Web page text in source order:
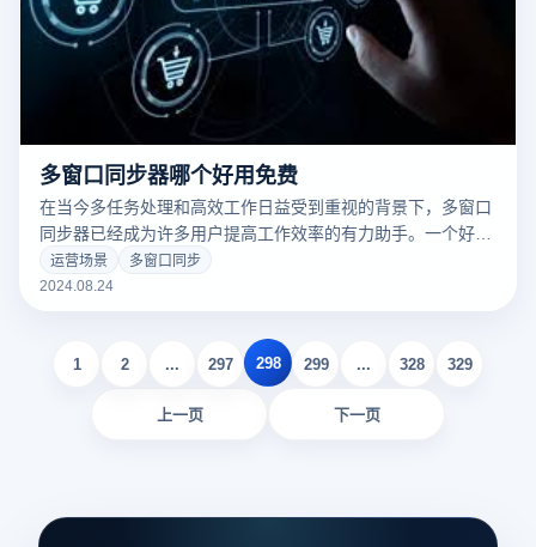
多窗口同步器哪个好用免费
在当今多任务处理和高效工作日益受到重视的背景下，多窗口
同步器已经成为许多用户提高工作效率的有力助手。一个好的
多窗同步器可以大大简化操作流程，节省宝贵的时间，无论是
复杂的对比分析、跨应用操作还是简单的多任务处理。市面上
么，哪些免费的多窗同步器值得一试呢？接下来，我们将讨论
一些口碑好、功能实用的免费同步器，帮助您选择最适合自己
运营场景
多窗口同步
2024.08.24
上一页
1 2 ... 297 298 299 ... 328 329
下一页